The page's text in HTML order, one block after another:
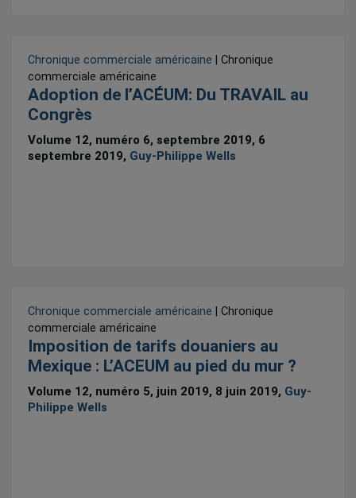
Chronique commerciale américaine | Chronique
commerciale américaine
Adoption de l’ACÉUM: Du TRAVAIL au
Congrès
Volume 12, numéro 6, septembre 2019, 6
septembre 2019, Guy-Philippe Wells
Chronique commerciale américaine | Chronique
commerciale américaine
Imposition de tarifs douaniers au
Mexique : L’ACEUM au pied du mur ?
Volume 12, numéro 5, juin 2019, 8 juin 2019, Guy-
Philippe Wells